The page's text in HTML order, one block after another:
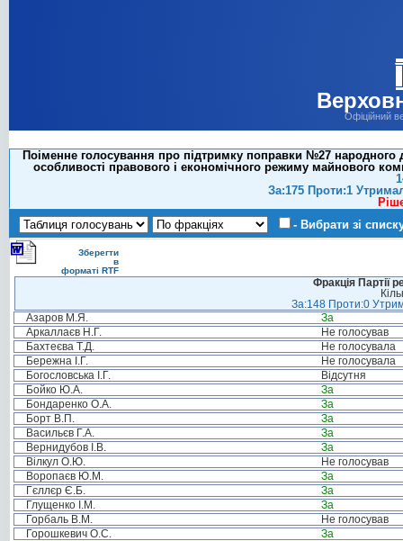
Офіційний
Поіменне голосування про підтримку поправки №27
особливості правового і економічного режиму майнового
За:175 Проти:1
- Вибрати зі
Зберегти
в
форматі RTF
Фракція Партії
За:148 Проти:0
Азаров М.Я.
За
Аркаллаєв Н.Г.
Не голосував
Бахтеєва Т.Д.
Не голосувала
Бережна І.Г.
Не голосувала
Богословська І.Г.
Відсутня
Бойко Ю.А.
За
Бондаренко О.А.
За
Борт В.П.
За
Васильєв Г.А.
За
Вернидубов І.В.
За
Вілкул О.Ю.
Не голосував
Воропаєв Ю.М.
За
Гєллєр Є.Б.
За
Глущенко І.М.
За
Горбаль В.М.
Не голосував
Горошкевич О.С.
За